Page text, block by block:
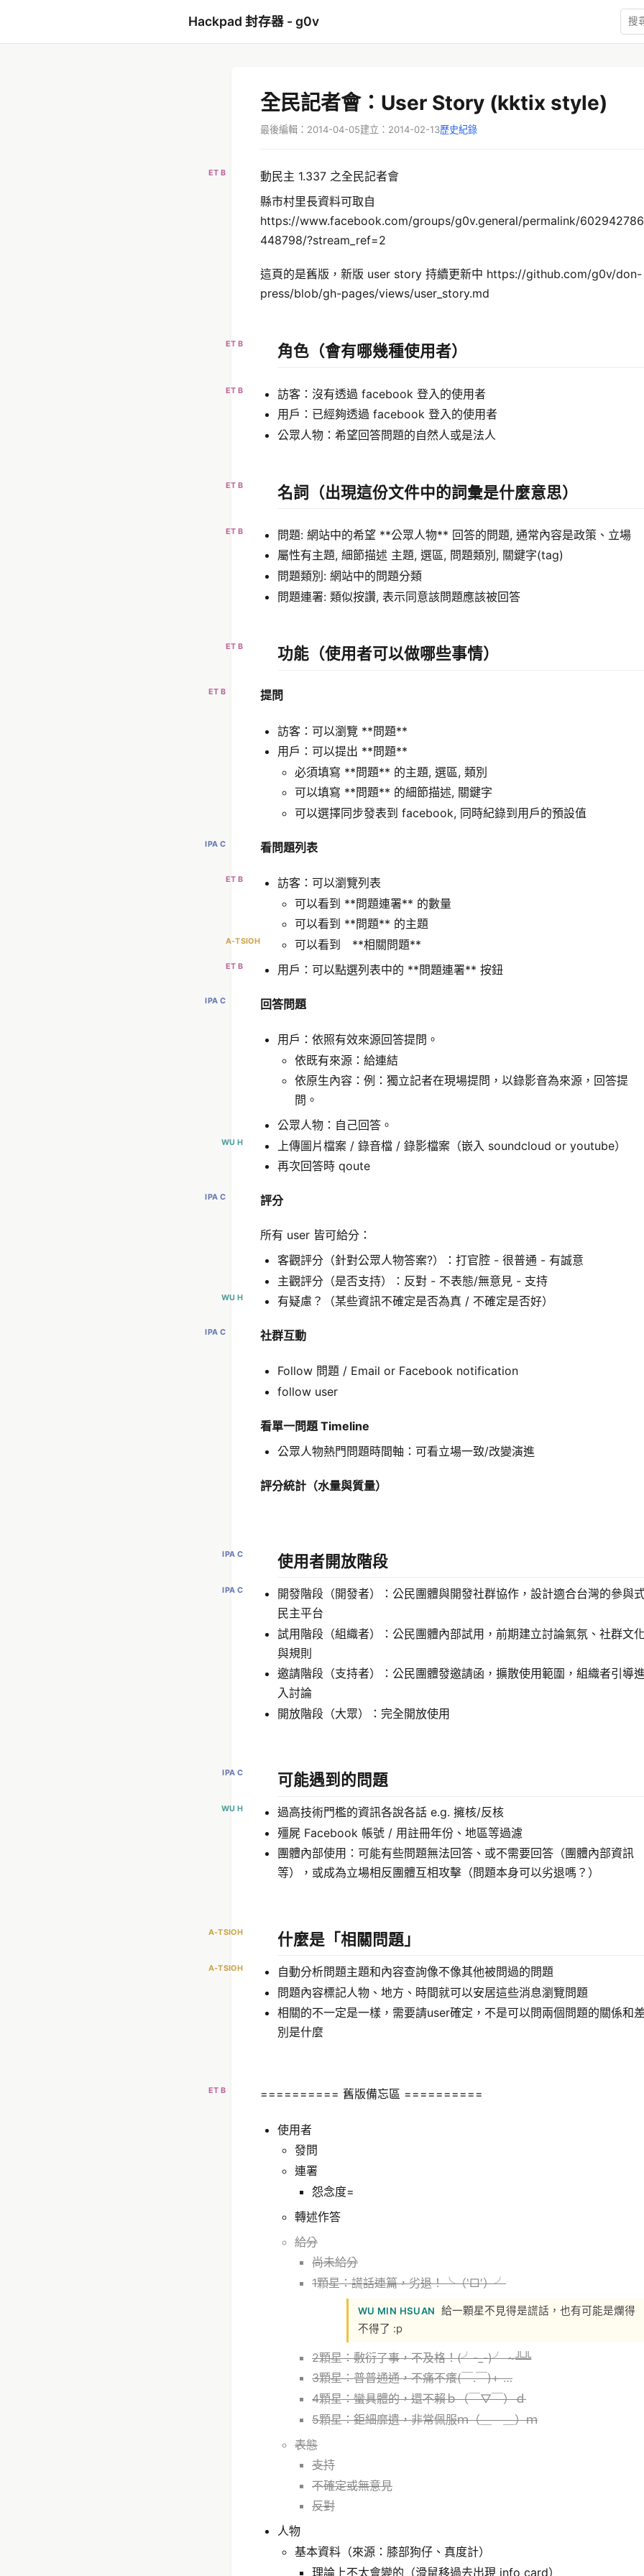
Hackpad 封存器 - g0v
全民記者會：User Story (kktix style)
最後編輯：2014-04-05建立：2014-02-13歷史紀錄
ET B
動民主 1.337 之全民記者會
縣市村里長資料可取自
https://www.facebook.com/groups/g0v.general/permalink/602942786
448798/?stream_ref=2
這頁的是舊版，新版 user story 持續更新中 https://github.com/g0v/don-
press/blob/gh-pages/views/user_story.md
ET B 角色（會有哪幾種使用者）
ET B
訪客：沒有透過 facebook 登入的使用者
用戶：已經夠透過 facebook 登入的使用者
公眾人物：希望回答問題的自然人或是法人
ET B 名詞（出現這份文件中的詞彙是什麼意思）
ET B
問題: 網站中的希望 **公眾人物** 回答的問題, 通常內容是政策、立場
屬性有主題, 細節描述 主題, 選區, 問題類別, 關鍵字(tag)
問題類別: 網站中的問題分類
問題連署: 類似按讚, 表示同意該問題應該被回答
ET B 功能（使用者可以做哪些事情）
ET B 提問
訪客：可以瀏覽 **問題**
用戶：可以提出 **問題**
必須填寫 **問題** 的主題, 選區, 類別
可以填寫 **問題** 的細節描述, 關鍵字
可以選擇同步發表到 facebook, 同時紀錄到用戶的預設值
IPA C 看問題列表
ET B
訪客：可以瀏覽列表
可以看到 **問題連署** 的數量
可以看到 **問題** 的主題
A-TSIOH 可以看到 **相關問題**
ET B 用戶：可以點選列表中的 **問題連署** 按鈕
IPA C 回答問題
用戶：依照有效來源回答提問。
依既有來源：給連結
依原生內容：例：獨立記者在現場提問，以錄影音為來源，回答提
問。
公眾人物：自己回答。
WU H
上傳圖片檔案 / 錄音檔 / 錄影檔案（嵌入 soundcloud or youtube）
再次回答時 qoute
IPA C 評分
所有 user 皆可給分：
客觀評分（針對公眾人物答案?）：打官腔 - 很普通 - 有誠意
主觀評分（是否支持）：反對 - 不表態/無意見 - 支持
WU H 有疑慮？（某些資訊不確定是否為真 / 不確定是否好）
IPA C 社群互動
Follow 問題 / Email or Facebook notification
follow user
看單一問題 Timeline
公眾人物熱門問題時間軸：可看立場一致/改變演進
評分統計（水量與質量）
IPA C 使用者開放階段
IPA C
開發階段（開發者）：公民團體與開發社群協作，設計適合台灣的參與
民主平台
試用階段（組織者）：公民團體內部試用，前期建立討論氣氛、社群文
與規則
邀請階段（支持者）：公民團體發邀請函，擴散使用範圍，組織者引導
入討論
開放階段（大眾）：完全開放使用
IPA C 可能遇到的問題
WU H
過高技術門檻的資訊各說各話 e.g. 擁核/反核
殭屍 Facebook 帳號 / 用註冊年份、地區等過濾
團體內部使用：可能有些問題無法回答、或不需要回答（團體內部資訊
等），或成為立場相反團體互相攻擊（問題本身可以劣退嗎？）
A-TSIOH 什麼是「相關問題」
A-TSIOH
自動分析問題主題和內容查詢像不像其他被問過的問題
問題內容標記人物、地方、時間就可以安居這些消息瀏覽問題
相關的不一定是一樣，需要請user確定，不是可以問兩個問題的關係和
別是什麼
ET B ========== 舊版備忘區 ==========
使用者
發問
連署
怨念度=
轉述作答
給分
尚未給分
1顆星：謊話連篇，劣退！╰（‵□′）╯
WU MIN HSUAN
給一顆星不見得是謊話，也有可能是爛得
不得了 :p
2顆星：敷衍了事，不及格！(╯-_-)╯ ~╩╩
3顆星：普普通通，不痛不癢(￣.￣)+ …
4顆星：蠻具體的，還不賴ｂ（￣▽￣）ｄ
5顆星：鉅細靡遺，非常佩服ｍ（＿ ＿）ｍ
表態
支持
不確定或無意見
反對
人物
基本資料（來源：膝部狗仔、真度計）
理論上不太會變的（滑鼠移過去出現 info card）